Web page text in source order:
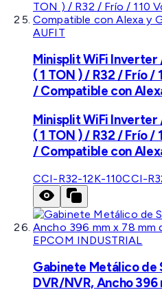
AUFIT
Minisplit WiFi Inverter
( 1 TON ) / R32 / Frío
/ Compatible con
Minisplit WiFi Inverter
( 1 TON ) / R32 / Frío
/ Compatible con
CCI-R32-12K-110CCI-
EPCOM INDUSTRIAL
Gabinete Metálico de
DVR/NVR, Ancho